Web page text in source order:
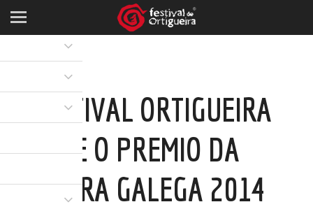
O FESTIVAL ORTIGUEIRA
RECIBE O PREMIO DA
CULTURA GALEGA 2014